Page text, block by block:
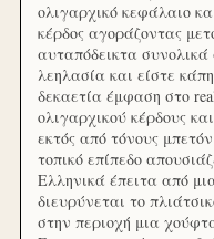
ολιγαρχικό κεφάλαιο
κέρδος αγοράζοντας
αυταπόδεικτα συνολικά
λεηλασία και είστε
δεκαετία έμφαση στο
ολιγαρχικού κέρδους
εκτός από τόνους
τοπικό επίπεδο
Ελληνικά έπειτα από
διευρύνεται το
στην περιοχή μια